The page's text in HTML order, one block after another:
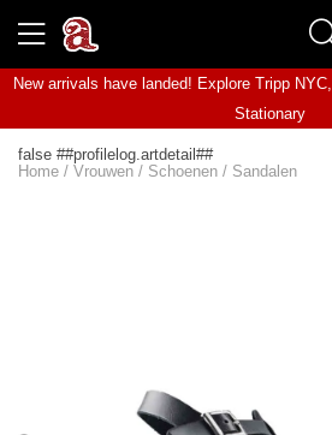
New arrivals have landed! Explore Tripp NYC,
Stationary
false ##profilelog.artdetail##
Home / Vrouwen / Schoenen / Sandalen